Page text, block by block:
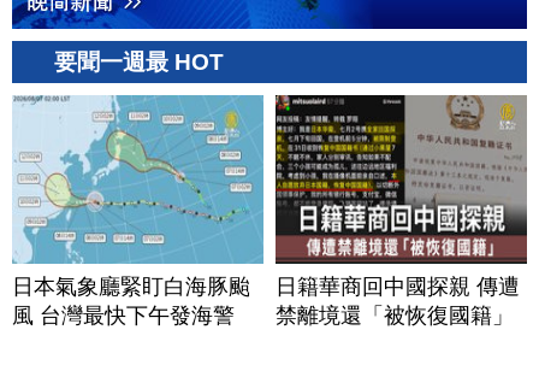
要聞一週最 HOT
日本氣象廳緊盯白海豚颱
風 台灣最快下午發海警
日籍華商回中國探親 傳遭
禁離境還「被恢復國籍」